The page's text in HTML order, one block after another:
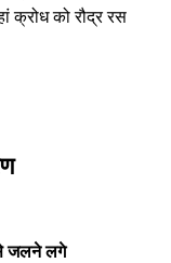
क्रोध को रौद्र रस
जलने लगे